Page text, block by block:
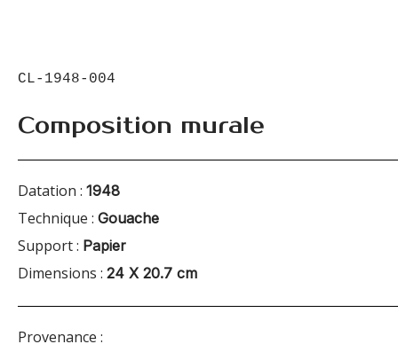
CL-1948-004
Composition murale
Datation : 1948
Technique : Gouache
Support : Papier
Dimensions : 24 X 20.7 cm
Provenance :